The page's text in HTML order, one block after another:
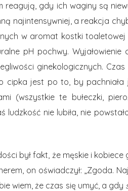
reagują, gdy ich waginy są
najintensywniej, a reakcja
w aromat kostki
pH pochwy.
ginekologicznych.
cipka jest po to, by
(wszystkie te bułeczki,
ludzkość nie lubiła, nie
był fakt, że męskie i
on oświadczył: „Zgoda.
wiem, że czas się umyć, a gdy